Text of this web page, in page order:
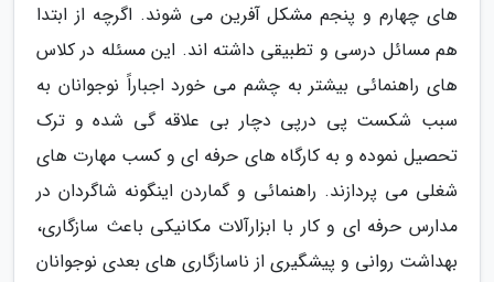
های چهارم و پنجم مشکل آفرین می شوند. اگرچه از ابتدا
هم مسائل درسی و تطبیقی داشته اند. این مسئله در کلاس
های راهنمائی بیشتر به چشم می خورد اجباراً نوجوانان به
سبب شکست پی درپی دچار بی علاقه گی شده و ترک
تحصیل نموده و به کارگاه های حرفه ای و کسب مهارت های
شغلی می پردازند. راهنمائی و گماردن اینگونه شاگردان در
مدارس حرفه ای و کار با ابزارآلات مکانیکی باعث سازگاری،
بهداشت روانی و پیشگیری از ناسازگاری های بعدی نوجوانان